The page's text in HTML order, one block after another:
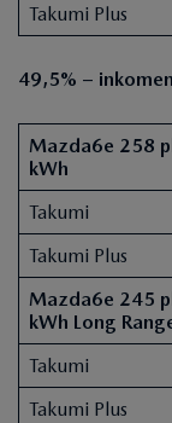
Takumi Plus
49,5% –
Mazda6e 258
kWh
Takumi
Takumi Plus
Mazda6e 245
kWh Long
Takumi
Takumi Plus